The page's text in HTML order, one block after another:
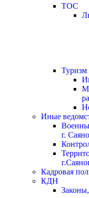
ТОС
Туризм
Иные
г.
Кадровая
КДН